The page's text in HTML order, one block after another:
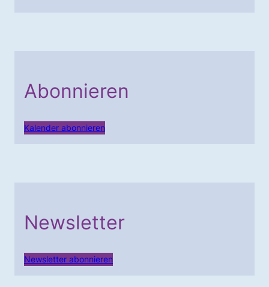
Abonnieren
Kalender abonnieren
Newsletter
Newsletter abonnieren